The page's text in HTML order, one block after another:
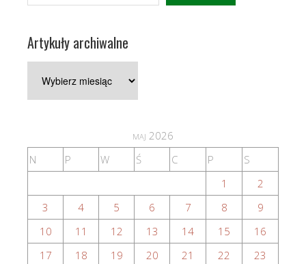
Artykuły archiwalne
archiwalne
maj 2026
N
P W Ś C P
S
1
2
3
4 5 6 7 8
9
10
11 12 13 14 15
16
17
18 19 20 21 22
23